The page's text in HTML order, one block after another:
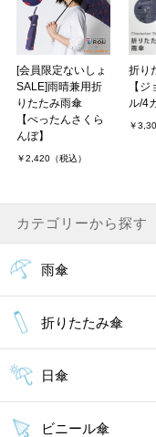
[会員限定ないしょ
SALE]雨晴兼用折
りたたみ雨傘
【ぺったんさくら
んぼ】
￥2,420（税込）
折り
【
ル/4
￥
カテゴリーから探す
雨傘
折りたたみ傘
日傘
ビニール傘